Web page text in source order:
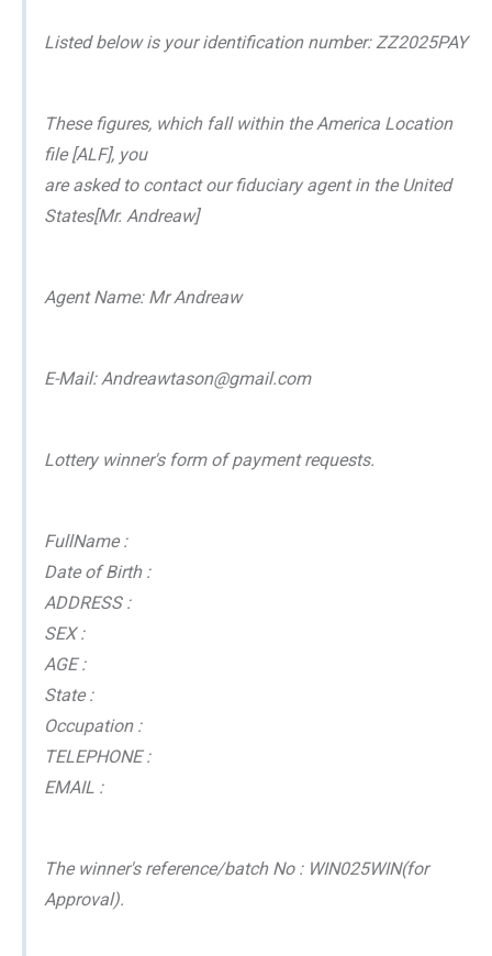
Listed below is your identification number: ZZ2025PAY
These figures, which fall within the America Location
file [ALF], you
are asked to contact our fiduciary agent in the United
States[Mr. Andreaw]
Agent Name: Mr Andreaw
E-Mail: Andreawtason@gmail.com
Lottery winner's form of payment requests.
FullName :
Date of Birth :
ADDRESS :
SEX :
AGE :
State :
Occupation :
TELEPHONE :
EMAIL :
The winner's reference/batch No : WIN025WIN(for
Approval).